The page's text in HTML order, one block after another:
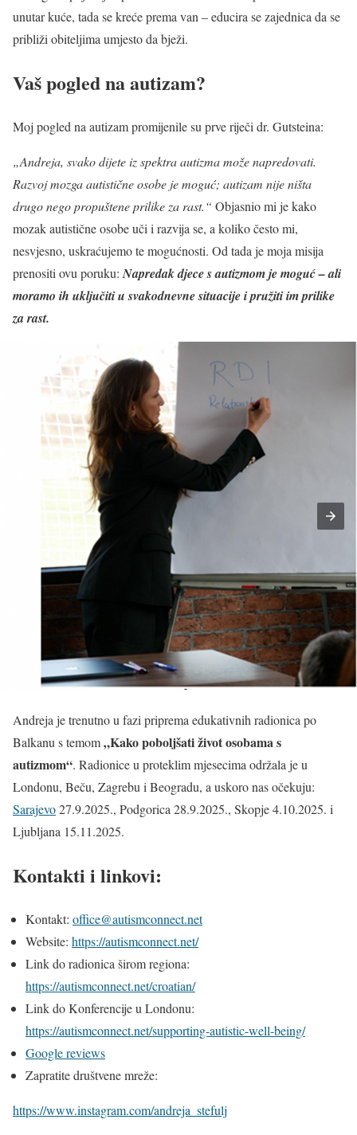
unutar kuće, tada se kreće prema van – educira se zajednica da se
približi obiteljima umjesto da bježi.
Vaš pogled na autizam?
Moj pogled na autizam promijenile su prve riječi dr. Gutsteina:
„Andreja, svako dijete iz spektra autizma može napredovati.
Razvoj mozga autistične osobe je moguć; autizam nije ništa
drugo nego propuštene prilike za rast.“ Objasnio mi je kako
mozak autistične osobe uči i razvija se, a koliko često mi,
nesvjesno, uskraćujemo te mogućnosti. Od tada je moja misija
prenositi ovu poruku: Napredak djece s autizmom je moguć – ali
moramo ih uključiti u svakodnevne situacije i pružiti im prilike
za rast.
Andreja je trenutno u fazi priprema edukativnih radionica po
Balkanu s temom„Kako poboljšati život osobama s
autizmom“. Radionice u proteklim mjesecima održala je u
Londonu, Beču, Zagrebu i Beogradu, a uskoro nas očekuju:
Sarajevo27.9.2025., Podgorica 28.9.2025., Skopje 4.10.2025. i
Ljubljana 15.11.2025.
Kontakti i linkovi:
Kontakt: office@autismconnect.net
Website: https://autismconnect.net/
Link do radionica širom regiona:
https://autismconnect.net/croatian/
Link do Konferencije u Londonu:
https://autismconnect.net/supporting-autistic-well-being/
Google reviews
Zapratite društvene mreže:
https://www.instagram.com/andreja_stefulj